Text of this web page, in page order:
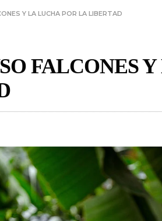
Y LA LUCHA POR LA LIBERTAD
FALCONES